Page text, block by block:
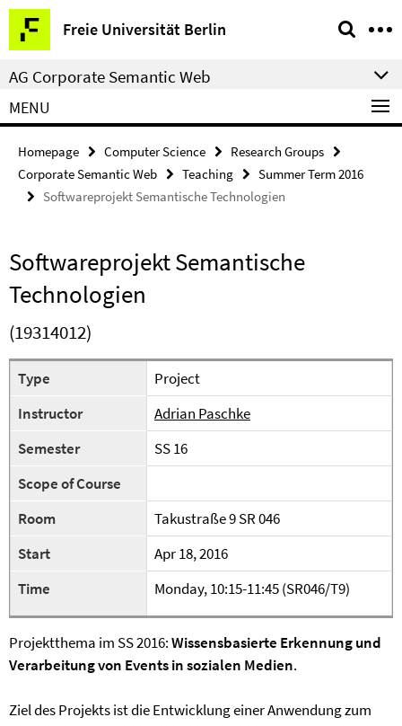
Springe
direkt
zu
Inhalt
Freie Universität Berlin
Service
Navigation
AG Corporate Semantic Web
MENU
Homepage Computer Science
Research Groups
Corporate Semantic Web
Teaching
Summer Term 2016
Softwareprojekt Semantische Technologien
Softwareprojekt Semantische
Technologien
(19314012)
Type
Project
Instructor
Adrian Paschke
Semester
SS 16
Scope of Course
Room
Takustraße 9 SR 046
Start
Apr 18, 2016
Time
Monday, 10:15-11:45 (SR046/T9)
Projektthema im SS 2016:Wissensbasierte Erkennung und
Verarbeitung von Events in sozialen Medien.
Ziel des Projekts ist die Entwicklung einer Anwendung zum